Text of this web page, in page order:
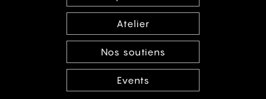
Atelier
Nos soutiens
Events